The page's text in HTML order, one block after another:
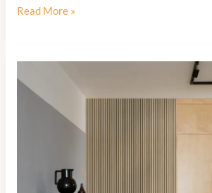
Warum
Wand
mit
Paneelen
Wohnzimmer
Read More »